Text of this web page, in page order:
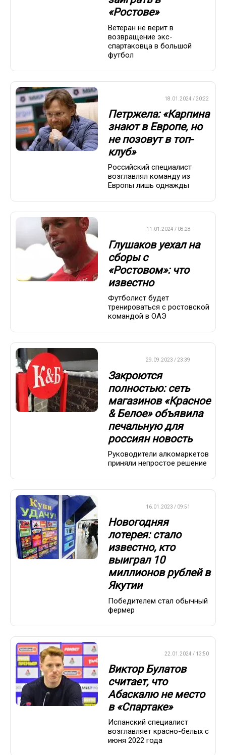
«Ростове»
Ветеран не верит в
возвращение экс-
спартаковца в большой
футбол
18.01.2024 / 20:22
Петржела: «Карпина
знают в Европе, но
не позовут в топ-
клуб»
Российский специалист
возглавлял команду из
Европы лишь однажды
11.01.2024 / 08:28
Глушаков уехал на
сборы с
«Ростовом»: что
известно
Футболист будет
тренироваться с ростовской
командой в ОАЭ
29.09.2023 / 23:39
Закроются
полностью: сеть
магазинов «Красное
& Белое» объявила
печальную для
россиян новость
Руководители алкомаркетов
приняли непростое решение
16.01.2023 / 09:51
Новогодняя
лотерея: стало
известно, кто
выиграл 10
миллионов рублей в
Якутии
Победителем стал обычный
фермер
22.01.2024 / 13:50
Виктор Булатов
считает, что
Абаскалю не место
в «Спартаке»
Испанский специалист
возглавляет красно-белых с
июня 2022 года